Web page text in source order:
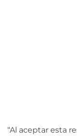
“Al aceptar esta